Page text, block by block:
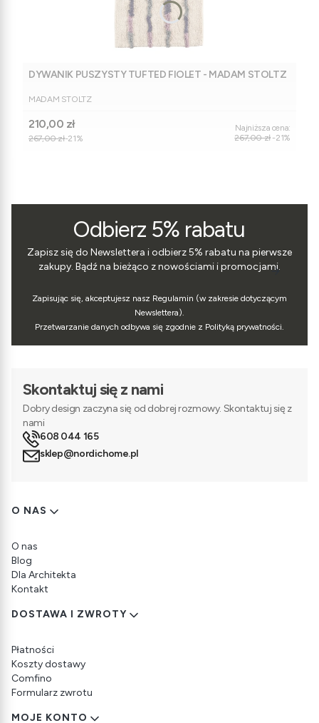
DYWANIK PUSZYSTY TUFTED FIOLET - MADAM STOLTZ
PRODUCENT
MADAM STOLTZ
Cena promocyjna
210,00 zł
267,00 zł-21%
Najniższa cena:
267,00 zł -21%
Odbierz 5% rabatu
Zapisz się do Newslettera i odbierz 5% rabatu na pierwsze
zakupy. Bądź na bieżąco z nowościami i promocjami.
Zapisując się, akceptujesz nasz Regulamin (w zakresie dotyczącym
Newslettera).
Przetwarzanie danych odbywa się zgodnie z Polityką prywatności.
Skontaktuj się z nami
Dobry design zaczyna się od dobrej rozmowy. Skontaktuj się z
nami
608 044 165
sklep@nordichome.pl
Linki w stopce
O NAS
O nas
Blog
Dla Architekta
Kontakt
DOSTAWA I ZWROTY
Płatności
Koszty dostawy
Comfino
Formularz zwrotu
MOJE KONTO